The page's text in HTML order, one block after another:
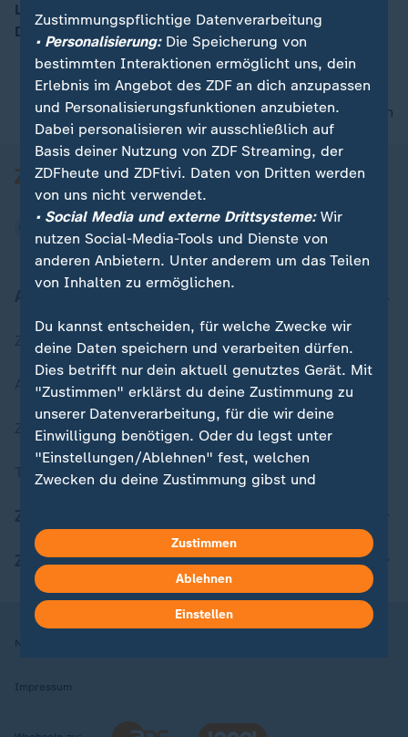
Landjugend mit ihren alten oder umgebauten Autos.
Doch die Nachbarschaft ist genervt.
nach oben
Zuletzt veröffentlicht
Aktuelle Sendungs-Videos
ZDFheute Stories
Themen im Überblick
ZDFheute Apps
Nutzungsbedingungen
Impressum
Zustimmungspflichtige Datenverarbeitung
• Personalisierung:Die Speicherung von
bestimmten Interaktionen ermöglicht uns, dein
Erlebnis im Angebot des ZDF an dich anzupassen
und Personalisierungsfunktionen anzubieten.
Dabei personalisieren wir ausschließlich auf
Basis deiner Nutzung von ZDF Streaming, der
ZDFheute und ZDFtivi. Daten von Dritten werden
von uns nicht verwendet.
• Social Media und externe Drittsysteme:Wir
nutzen Social-Media-Tools und Dienste von
anderen Anbietern. Unter anderem um das Teilen
von Inhalten zu ermöglichen.
Du kannst entscheiden, für welche Zwecke wir
deine Daten speichern und verarbeiten dürfen.
Dies betrifft nur dein aktuell genutztes Gerät. Mit
"Zustimmen" erklärst du deine Zustimmung zu
unserer Datenverarbeitung, für die wir deine
Einwilligung benötigen. Oder du legst unter
"Einstellungen/Ablehnen" fest, welchen
Zwecken du deine Zustimmung gibst und
in deinen Einstellungen widerrufen oder ändern.
Hier findest du das Impressum.
Weitere Informationen findest du in unserer
Datenschutzerklärung.
Zustimmen
Ablehnen
Einstellen